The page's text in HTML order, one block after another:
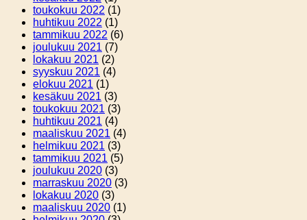
toukokuu 2022 (1)
huhtikuu 2022 (1)
tammikuu 2022 (6)
joulukuu 2021 (7)
lokakuu 2021 (2)
syyskuu 2021 (4)
elokuu 2021 (1)
kesäkuu 2021 (3)
toukokuu 2021 (3)
huhtikuu 2021 (4)
maaliskuu 2021 (4)
helmikuu 2021 (3)
tammikuu 2021 (5)
joulukuu 2020 (3)
marraskuu 2020 (3)
lokakuu 2020 (3)
maaliskuu 2020 (1)